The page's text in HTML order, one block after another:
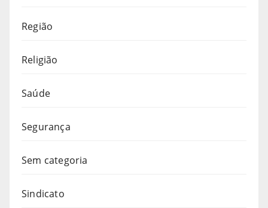
Região
Religião
Saúde
Segurança
Sem categoria
Sindicato